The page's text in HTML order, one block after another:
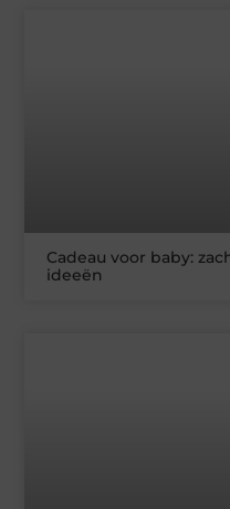
Cadeau voor baby:
ideeën